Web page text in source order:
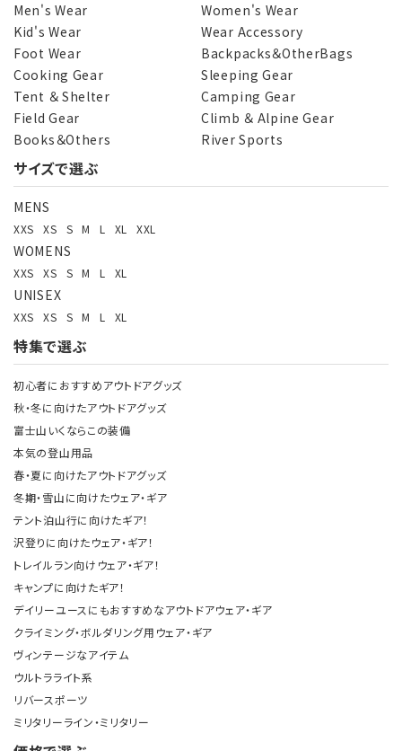
Men's Wear
Women's Wear
Kid's Wear
Wear Accessory
Foot Wear
Backpacks＆OtherBags
Cooking Gear
Sleeping Gear
Tent ＆ Shelter
Camping Gear
Field Gear
Climb ＆ Alpine Gear
Books＆Others
River Sports
サイズで選ぶ
MENS
XXS XS S M L XL XXL
WOMENS
XXS XS S M L XL
UNISEX
XXS XS S M L XL
特集で選ぶ
初心者におすすめアウトドアグッズ
秋・冬に向けたアウトドアグッズ
富士山いくならこの装備
本気の登山用品
春・夏に向けたアウトドアグッズ
冬期・雪山に向けたウェア・ギア
テント泊山行に向けたギア！
沢登りに向けたウェア・ギア！
トレイルラン向けウェア・ギア！
キャンプに向けたギア！
デイリーユースにもおすすめなアウトドアウェア・ギア
クライミング・ボルダリング用ウェア・ギア
ヴィンテージなアイテム
ウルトラライト系
リバースポーツ
ミリタリーライン・ミリタリー